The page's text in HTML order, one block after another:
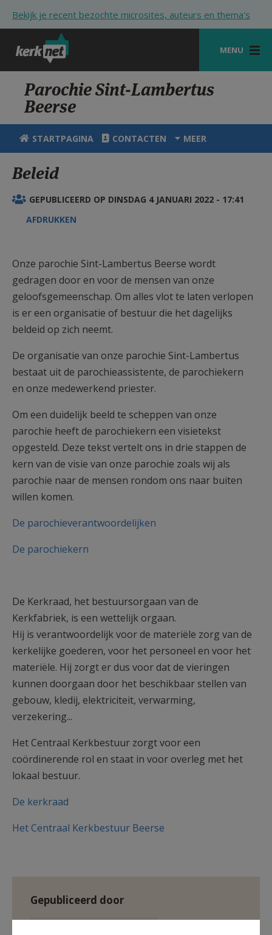
Bekijk je recent bezochte microsites, auteurs en thema's
MENU
STARTPAGINA
KERK
VIERINGEN
MIJN PAROCHIE
AANMELDEN OF REGISTREREN
Parochie Sint-Lambertus
Beerse
STARTPAGINA CONTACTEN MEER
Beleid
GEPUBLICEERD OP DINSDAG 4 JANUARI 2022 - 17:41
AFDRUKKEN
Onze parochie Sint-Lambertus Beerse wordt
gedragen door en voor de mensen van onze
geloofsgemeenschap. ​Om alles vlot te laten verlopen
is er een organisatie of bestuur die het dagelijks
beldeid op zich neemt.
De organisatie van onze parochie Sint-Lambertus ​
bestaat uit de parochieassistente, de parochiekern
en onze medewerkend priester.
Om een duidelijk beeld te scheppen van onze
parochie heeft de parochiekern een visietekst
opgesteld. Deze tekst vertelt ons in drie stappen de
kern van de visie van onze parochie zoals wij als
parochie naar de mensen rondom ons naar buiten
willen komen.
De parochieverantwoordelijken
De parochiekern
De Kerkraad, het bestuursorgaan van de
Kerkfabriek, is een wettelijk orgaan.
Hij is verantwoordelijk voor de materiële zorg van de
kerkelijke goederen, voor het personeel en voor het
materiële. Hij zorgt er dus voor dat de vieringen
kunnen doorgaan door het beschikbaar stellen van
gebouw, kledij, elektriciteit, verwarming,
verzekering...
Het Centraal Kerkbestuur zorgt voor een
coördinerende rol en staat in voor overleg met het
lokaal bestuur.
De kerkraad
Het Centraal Kerkbestuur Beerse
Gepubliceerd door